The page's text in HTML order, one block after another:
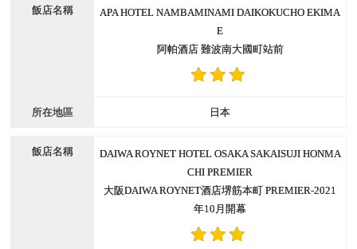
APA HOTEL NAMBAMINAMI DAIKOKUCHO EKIMA
E
阿帕酒店 難波南大國町站前
日本
DAIWA ROYNET HOTEL OSAKA SAKAISUJI HONMA
CHI PREMIER
大阪DAIWA ROYNET酒店堺筋本町 PREMIER-2021
年10月開幕